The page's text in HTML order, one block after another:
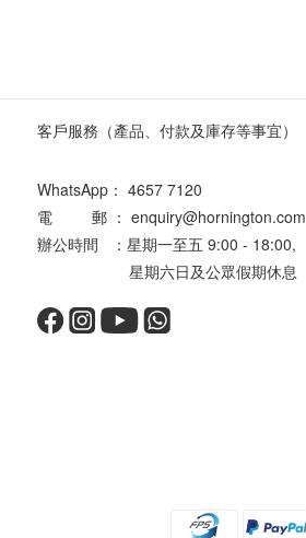
客戶服務（產品、付款及庫存等事宜）
WhatsApp： 4657 7120
電 郵 ： enquiry@hornington.com
辦公時間 ：星期一至五 9:00 - 18:00,
星期六日及公眾假期休息